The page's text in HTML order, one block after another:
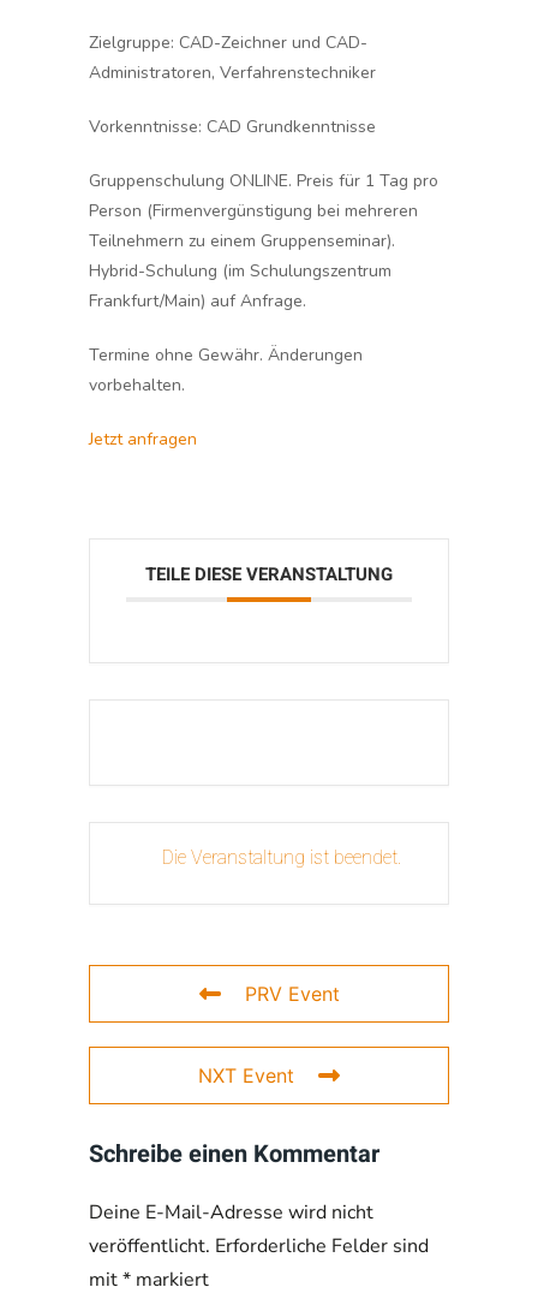
Zielgruppe: CAD-Zeichner und CAD-
Administratoren, Verfahrenstechniker
Vorkenntnisse: CAD Grundkenntnisse
Gruppenschulung ONLINE. Preis für 1 Tag pro
Person (Firmenvergünstigung bei mehreren
Teilnehmern zu einem Gruppenseminar).
Hybrid-Schulung (im Schulungszentrum
Frankfurt/Main) auf Anfrage.
Termine ohne Gewähr. Änderungen
vorbehalten.
Jetzt anfragen
TEILE DIESE VERANSTALTUNG
Die Veranstaltung ist beendet.
PRV Event
NXT Event
Schreibe einen Kommentar
Deine E-Mail-Adresse wird nicht
veröffentlicht. Erforderliche Felder sind
mit* markiert